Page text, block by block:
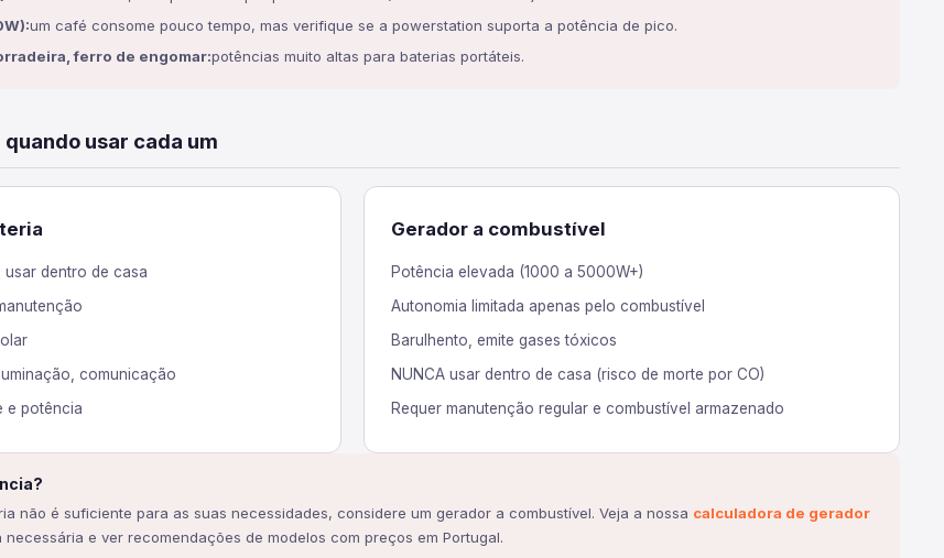
um café consome pouco tempo, mas verifique se a powerstation suporta a potência de pico.
ferro de engomar:potências muito altas para baterias portáteis.
usar cada um
dentro de casa
comunicação
e potência
Gerador a combustível
Potência elevada (1000 a 5000W+)
Autonomia limitada apenas pelo combustível
Barulhento, emite gases tóxicos
NUNCA usar dentro de casa (risco de morte por CO)
Requer manutenção regular e combustível armazenado
não é suficiente para as suas necessidades, considere um gerador a combustível. Veja a nossa calculadora de gerador
e ver recomendações de modelos com preços em Portugal.